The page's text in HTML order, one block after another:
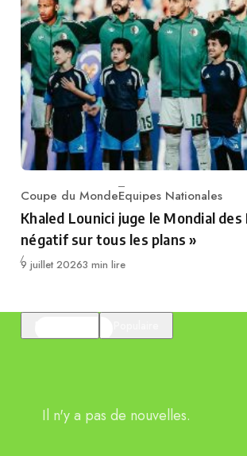
Category
Coupe du MondeEquipes Nationales
Khaled Lounici juge le Mondial des
négatif sur tous les plans »
Publié
9 juillet 20263 min lire
Il n'y a pas de nouvelles.